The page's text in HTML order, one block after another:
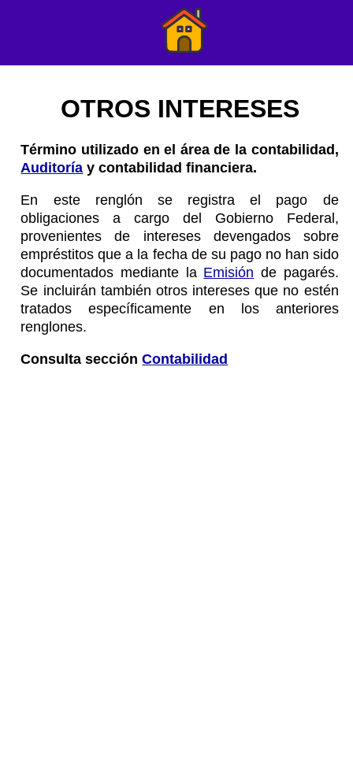
OTROS INTERESES
Término utilizado en el área de la contabilidad,
Auditoría y contabilidad financiera.
En este renglón se registra el pago de
obligaciones a cargo del Gobierno Federal,
provenientes de intereses devengados sobre
empréstitos que a la fecha de su pago no han sido
documentados mediante la Emisión de pagarés.
Se incluirán también otros intereses que no estén
tratados específicamente en los anteriores
renglones.
Consulta secciónContabilidad